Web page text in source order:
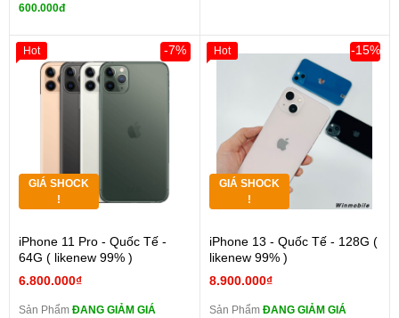
600.000đ
GIÁ SHOCK
!
iPhone 11 Pro - Quốc Tế -
64G ( likenew 99% )
6.800.000₫
-7%
Sản Phẩm ĐANG GIẢM GIÁ
Hot
GIÁ SHOCK
!
iPhone 13 - Quốc Tế - 128G (
likenew 99% )
8.900.000₫
-15%
Sản Phẩm ĐANG GIẢM GIÁ
Hot